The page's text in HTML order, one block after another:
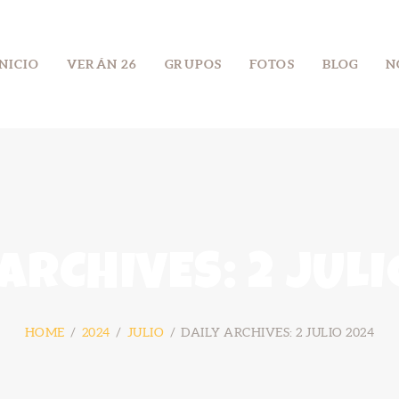
VERÁN 26 GRUPOS FOTOS BLOG
HOME 2024 JULIO DAILY ARCHIVES: 2 JULIO 2024
VERÁN 26